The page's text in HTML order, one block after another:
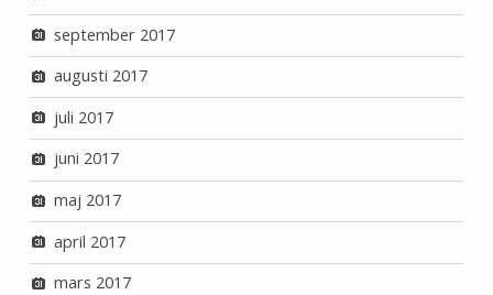
september 2017
augusti 2017
juli 2017
juni 2017
maj 2017
april 2017
mars 2017